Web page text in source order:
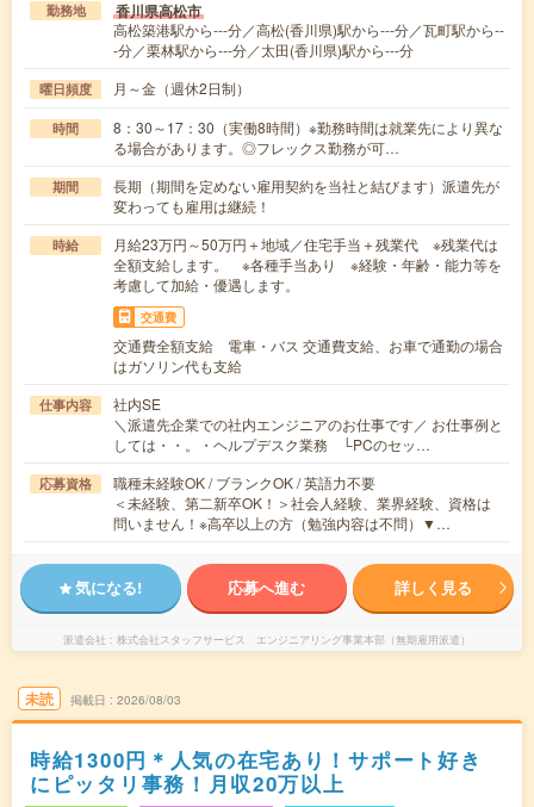
勤務地 香川県高松市
高松築港駅から---分／高松(香川県)駅から---分／瓦町駅から--
-分／栗林駅から---分／太田(香川県)駅から---分
曜日頻度 月～金（週休2日制）
時間
8：30～17：30（実働8時間）※勤務時間は就業先により異な
る場合があります。◎フレックス勤務が可…
期間
長期（期間を定めない雇用契約を当社と結びます）派遣先が
変わっても雇用は継続！
時給
月給23万円～50万円＋地域／住宅手当＋残業代 ※残業代は
全額支給します。 ※各種手当あり ※経験・年齢・能力等を
考慮して加給・優遇します。
交通費
交通費全額支給 電車・バス 交通費支給、お車で通勤の場合
はガソリン代も支給
仕事内容
社内SE
＼派遣先企業での社内エンジニアのお仕事です／ お仕事例と
しては・・。・ヘルプデスク業務 └PCのセッ…
応募資格
職種未経験OK / ブランクOK / 英語力不要
＜未経験、第二新卒OK！＞社会人経験、業界経験、資格は
問いません！※高卒以上の方（勉強内容は不問）▼…
気になる! 応募へ進む 詳しく見る
派遣会社 株式会社スタッフサービス エンジニアリング事業本部（無期雇用派遣）
未読 掲載日 2026/08/03
時給1300円＊人気の在宅あり！サポート好き
にピッタリ事務！月収20万以上